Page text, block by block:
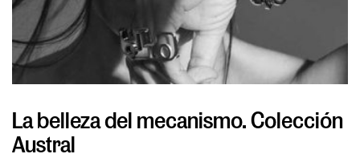
La belleza del mecanismo. Colección
Austral